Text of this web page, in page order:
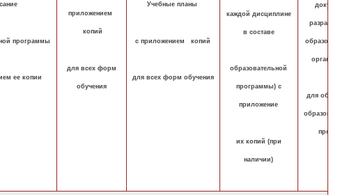
программы
ее копии
приложением
копий
для всех форм
обучения
Учебные планы
с приложением копий
для всех форм обучения
каждой дисциплине
в составе
образовательной
программы) с
приложение
их копий (при
наличии)
для